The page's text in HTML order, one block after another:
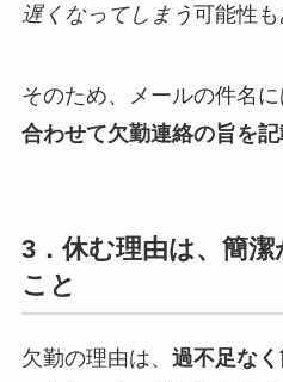
遅くなってしまう可能性も
そのため、メールの件名に
合わせて欠勤連絡の旨を記
3．休む理由は、簡
こと
欠勤の理由は、 過不足な